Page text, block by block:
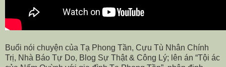
Buổi nói chuyện của Tạ Phong Tần, Cựu Tù Nhân Chính
Trị, Nhà Báo Tự Do, Blog Sự Thật & Công Lý; lên án “Tội ác